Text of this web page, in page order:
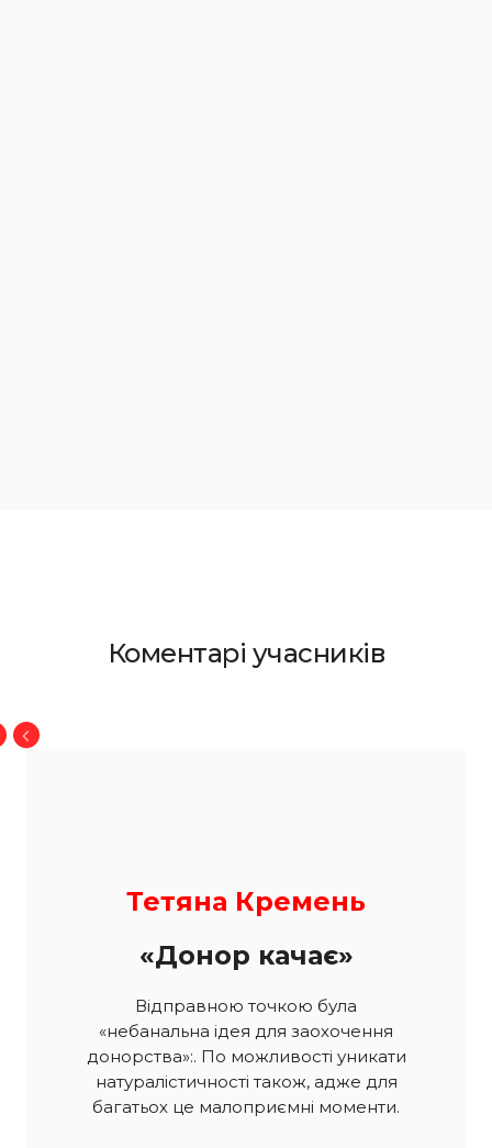
Коментарі учасників
Тетяна Кремень
«Донор качає»
Відправною точкою була
«небанальна ідея для заохочення
донорства»:. По можливості уникати
натуралістичності також, адже для
багатьох це малоприємні моменти.